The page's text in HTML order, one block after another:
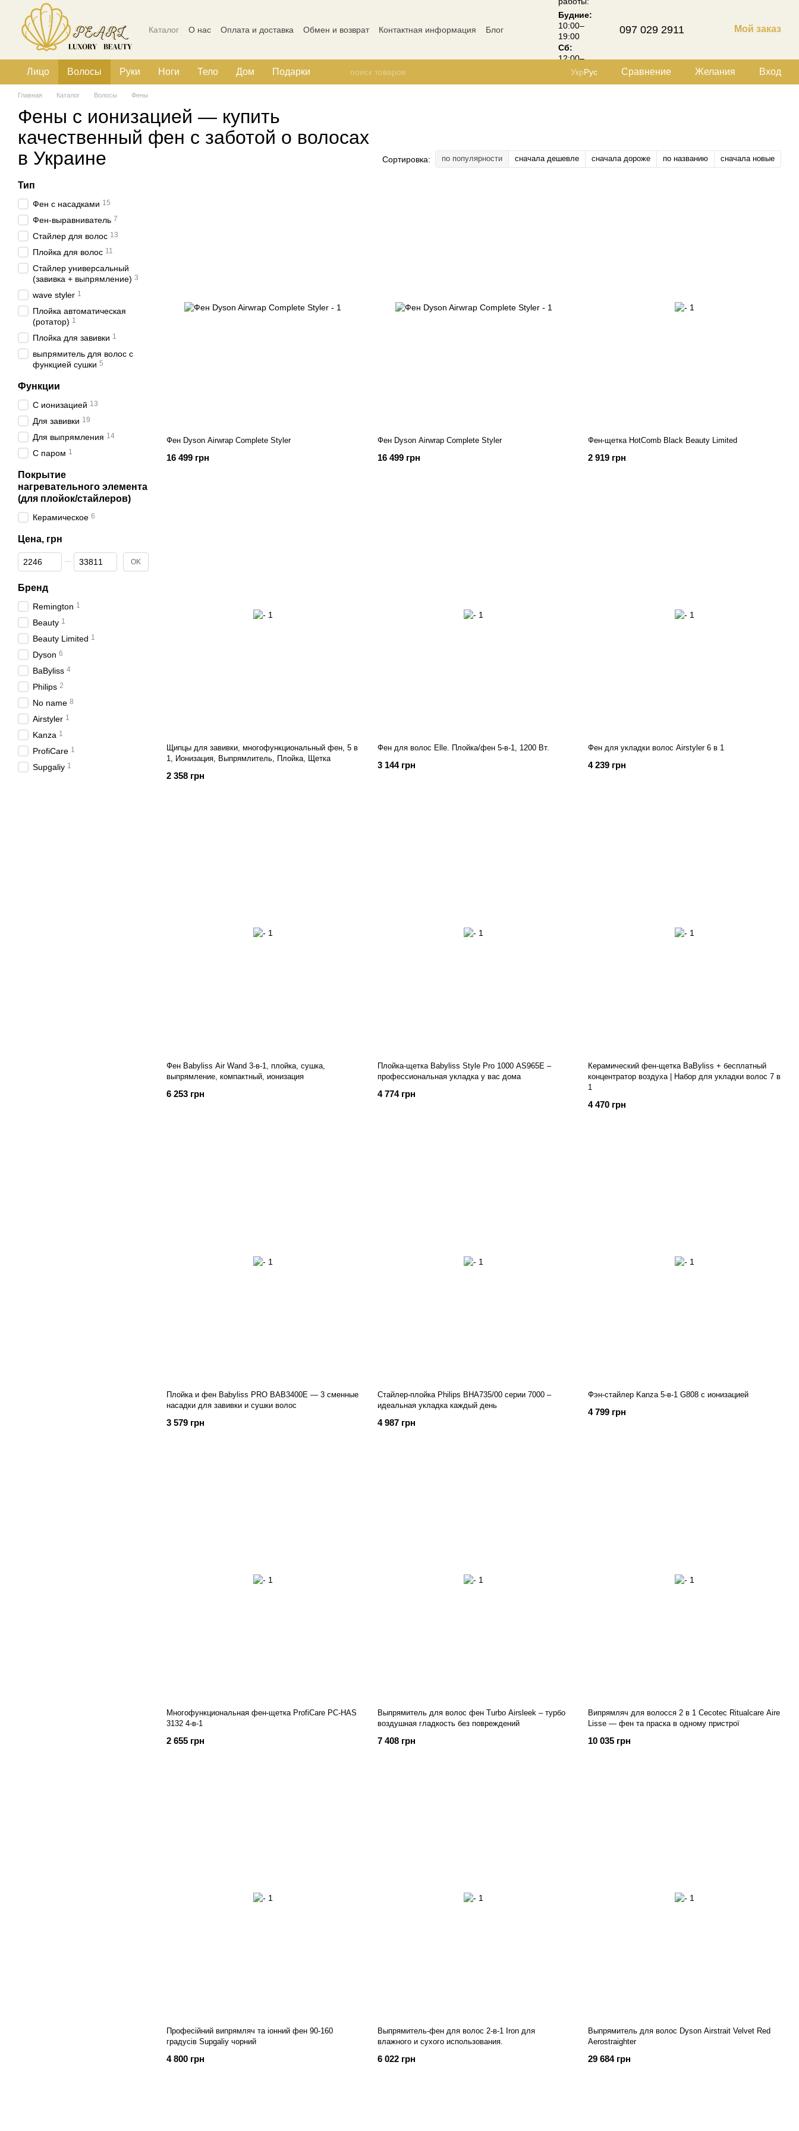
Перейти к основному контенту
Каталог О нас Оплата и доставка Обмен и возврат Контактная информация
Блог
Будние:
10:00–
19:00
Сб:
12:00–
18:00
097 029 2911 Мой заказ
Лицо Волосы Руки Ноги Тело Дом Подарки УкрРус Сравнение Желания Вход
Главная Каталог Волосы Фены
Фены с ионизацией — купить
качественный фен с заботой о волосах
в Украине
Сортировка: по популярности сначала дешевле сначала дороже по названию сначала новые
Фен Dyson Airwrap Complete Styler
16 499 грн
Фен Dyson Airwrap Complete Styler
16 499 грн
Фен-щетка HotComb Black Beauty Limited
2 919 грн
Щипцы для завивки, многофункциональный фен, 5 в
1, Ионизация, Выпрямлитель, Плойка, Щетка
2 358 грн
Фен для волос Elle. Плойка/фен 5-в-1, 1200 Вт.
3 144 грн
Фен для укладки волос Airstyler 6 в 1
4 239 грн
Фен Babyliss Air Wand 3-в-1, плойка, сушка,
выпрямление, компактный, ионизация
6 253 грн
Плойка-щетка Babyliss Style Pro 1000 AS965E –
профессиональная укладка у вас дома
4 774 грн
Керамический фен-щетка BaByliss + бесплатный
концентратор воздуха | Набор для укладки волос 7 в
1
4 470 грн
Плойка и фен Babyliss PRO BAB3400E — 3 сменные
насадки для завивки и сушки волос
3 579 грн
Стайлер-плойка Philips BHA735/00 серии 7000 –
идеальная укладка каждый день
4 987 грн
Фэн-стайлер Kanza 5-в-1 G808 с ионизацией
4 799 грн
Многофункциональная фен-щетка ProfiCare PC-HAS
3132 4-в-1
2 655 грн
Выпрямитель для волос фен Turbo Airsleek – турбо
воздушная гладкость без повреждений
7 408 грн
Випрямляч для волосся 2 в 1 Cecotec Ritualcare Aire
Lisse — фен та праска в одному пристрої
10 035 грн
Професійний випрямляч та іонний фен 90-160
градусів Supgaliy чорний
4 800 грн
Выпрямитель-фен для волос 2-в-1 Iron для
влажного и сухого использования.
6 022 грн
Выпрямитель для волос Dyson Airstrait Velvet Red
Aerostraighter
29 684 грн
Тип
Фен с насадками 15
Фен-выравниватель 7
Стайлер для волос 13
Плойка для волос 11
Стайлер универсальный
(завивка + выпрямление) 3
wave styler 1
Плойка автоматическая
(ротатор) 1
Плойка для завивки 1
выпрямитель для волос с
функцией сушки 5
Функции
С ионизацией 13
Для завивки 19
Для выпрямления 14
С паром 1
Покрытие
нагревательного элемента
(для плойок/стайлеров)
Керамическое 6
Цена, грн
От Цена, грн
До Цена, грн OK
Бренд
Remington 1
Beauty 1
Beauty Limited 1
Dyson 6
BaByliss 4
Philips 2
No name 8
Airstyler 1
Kanza 1
ProfiCare 1
Supgaliy 1